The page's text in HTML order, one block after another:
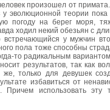
произошел от
у эволюционной теории
погоду на берег моря,
ходил некий обезьян с
встречающийся у мужчин
пола тоже способны
то радикальным
результатов, так как
же, только для девушек
избавиться от
Причем использовать